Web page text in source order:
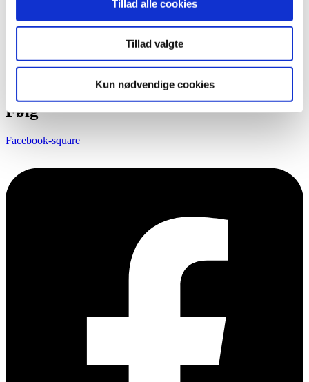
Tillad alle cookies
Tillad valgte
Kun nødvendige cookies
Tilstedvej 73
DK-7700 Thisted
kontakt@ama-tips.dk
Følg
Facebook-square